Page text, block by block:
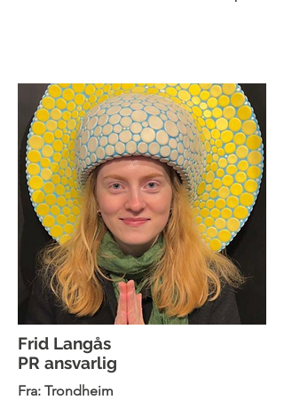
Frid Langås
PR ansvarlig
Fra: Trondheim